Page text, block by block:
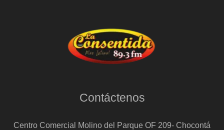
Contáctenos
Centro Comercial Molino del Parque OF 209- Chocontá